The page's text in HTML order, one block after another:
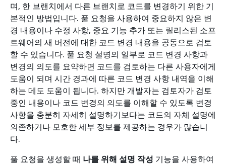
며, 한 브랜치에서 다른 브랜치로 코드를 변경하기 위한 기
본적인 방법입니다. 풀 요청을 사용하여 중요하지 않은 변
경 내용이나 수정 사항, 중요 기능 추가 또는 릴리스된 소프
트웨어의 새 버전에 대한 코드 변경 내용을 공동으로 검토
할 수 있습니다. 풀 요청 설명의 일부로 코드 변경 사항과
변경의 의도를 요약하면 코드를 검토하는 다른 사용자에게
도움이 되며 시간 경과에 따른 코드 변경 사항 내역을 이해
하는 데도 도움이 됩니다. 하지만 개발자는 검토자가 검토
중인 내용이나 코드 변경의 의도를 이해할 수 있도록 변경
사항을 충분히 자세히 설명하기보다는 코드의 자체 설명에
의존하거나 모호한 세부 정보를 제공하는 경우가 많습니
다.
풀 요청을 생성할 때 나를 위해 설명 작성 기능을 사용하여